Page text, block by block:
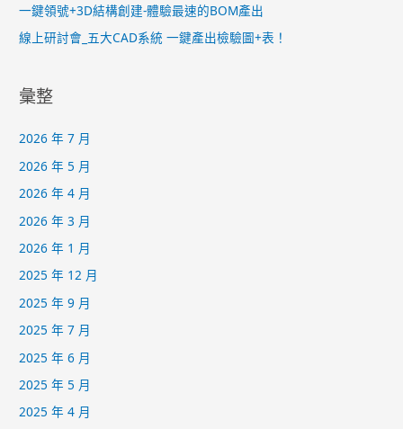
一鍵領號+3D結構創建-體驗最速的BOM產出
線上研討會_五大CAD系統 一鍵產出檢驗圖+表！
彙整
2026 年 7 月
2026 年 5 月
2026 年 4 月
2026 年 3 月
2026 年 1 月
2025 年 12 月
2025 年 9 月
2025 年 7 月
2025 年 6 月
2025 年 5 月
2025 年 4 月